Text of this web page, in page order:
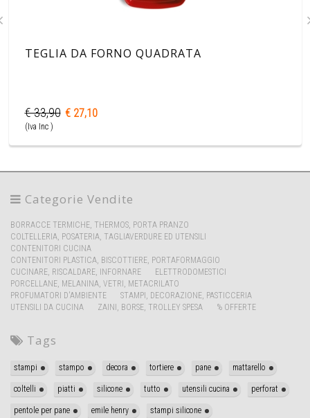
TEGLIA DA FORNO QUADRATA
€ 33,90 € 27,10
(Iva Inc )
Categorie Vendite
BORRACCE TERMICHE, THERMOS, PORTA PRANZO
COLTELLERIA, POSATERIA, TAGLIAVERDURE ED UTENSILI
CONTENITORI CUCINA
CONTENITORI PLASTICA, BISCOTTIERE, PORTAFORMAGGIO
CUCINARE, RISCALDARE, INFORNARE
ELETTRODOMESTICI
PORCELLANE, MELANINA, VETRI, METACRILATO
PROFUMATORI D'AMBIENTE
STAMPI, DECORAZIONE, PASTICCERIA
UTENSILI DA CUCINA
ZAINI, BORSE, TROLLEY SPESA % OFFERTE
Tags
stampi stampo decora tortiere pane mattarello
coltelli piatti silicone tutto utensili cucina perforat
pentole per pane emile henry stampi silicone